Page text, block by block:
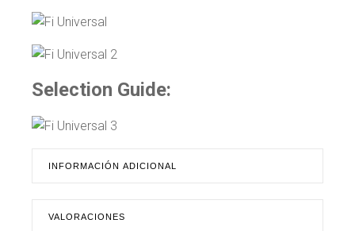
Selection Guide:
INFORMACIÓN ADICIONAL
VALORACIONES